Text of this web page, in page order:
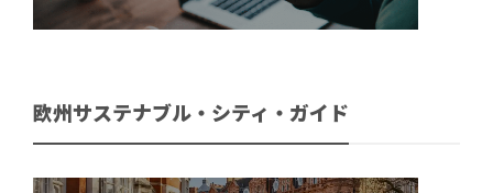
欧州サステナブル・シティ・ガイド